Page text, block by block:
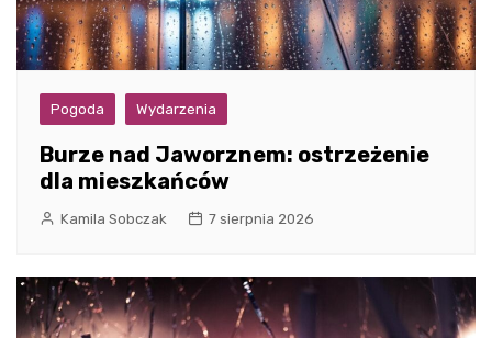
Pogoda Wydarzenia
Burze nad Jaworznem: ostrzeżenie
dla mieszkańców
Kamila Sobczak 7 sierpnia 2026